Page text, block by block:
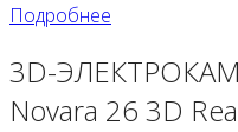
Подробнее
3D-
Novara 26 3D